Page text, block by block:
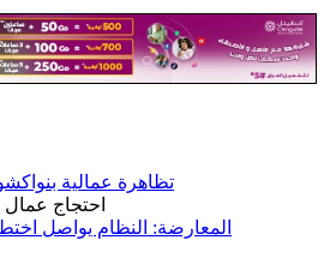
تظاهرة عمالية
المعارضة: النظام يواصل